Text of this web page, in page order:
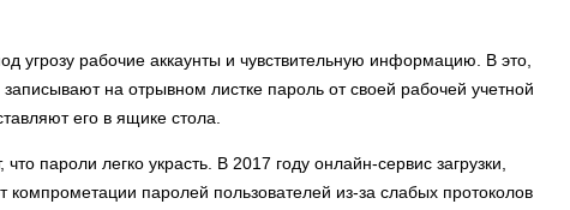
угрозу рабочие аккаунты и чувствительную информацию. В это,
на отрывном листке пароль от своей рабочей учетной
его в ящике стола.
пароли легко украсть. В 2017 году онлайн-сервис загрузки,
паролей пользователей из-за слабых протоколов